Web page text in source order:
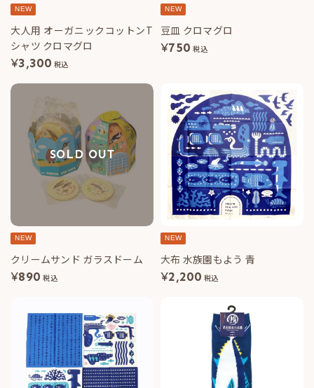
NEW
大人用 オーガニックコットンT
シャツ クロマグロ
¥3,300 税込
NEW
豆皿 クロマグロ
¥750 税込
SOLD OUT
NEW
クリームサンド ガラスドーム
¥890 税込
NEW
大布 水族園もよう 青
¥2,200 税込